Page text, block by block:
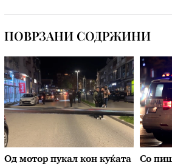
ПОВРЗАНИ СОДРЖИНИ
Од мотор пукал кон куќата
Со